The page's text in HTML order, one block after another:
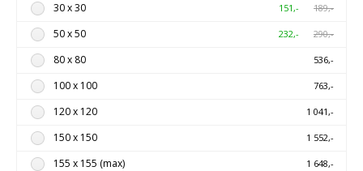
30 x 30 151,- 189,-
50 x 50 232,- 290,-
80 x 80 536,-
100 x 100 763,-
120 x 120 1 041,-
150 x 150 1 552,-
155 x 155 (max) 1 648,-